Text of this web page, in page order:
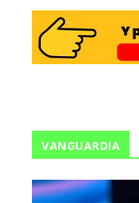
VANGUARDIA